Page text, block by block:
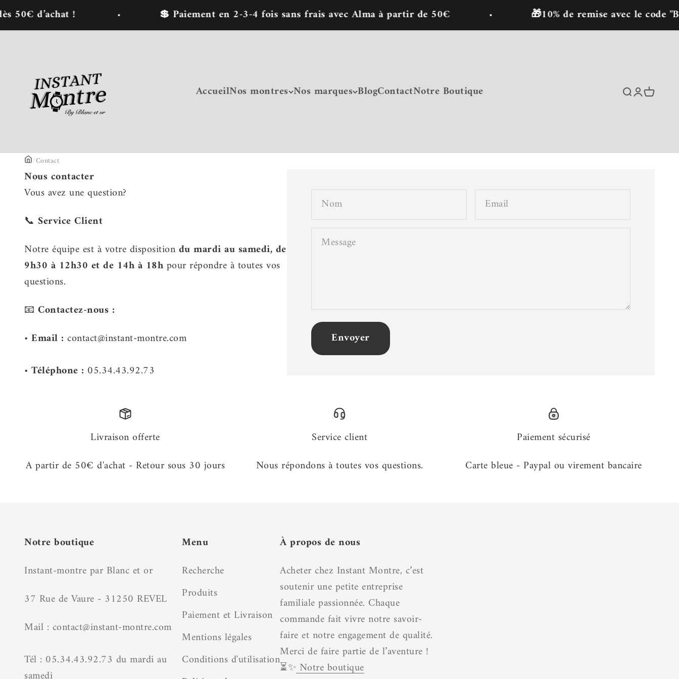
Passer au contenu
d’achat ! 💲 Paiement en 2-3-4 fois sans frais avec Alma à partir de 50€ 🎁10% de remise avec le code
AccueilNos montres Nos marques BlogContactNotre Boutique Recherche
Connexion
Panier
/Contact
Nous contacter
Vous avez une question?
📞 Service Client
Notre équipe est à votre disposition du mardi au samedi, de
9h30 à 12h30 et de 14h à 18hpour répondre à toutes vos
questions.
📧 Contactez-nous :
• Email : contact@instant-montre.com
• Téléphone : 05.34.43.92.73
Nom Email
Message
Envoyer
Livraison offerte
A partir de 50€ d'achat - Retour sous 30 jours
Service client
Nous répondons à toutes vos questions.
Paiement sécurisé
Carte bleue - Paypal ou virement bancaire
Notre boutique
Instant-montre par Blanc et or
37 Rue de Vaure - 31250 REVEL
Mail : contact@instant-montre.com
Tél : 05.34.43.92.73 du mardi au
Menu
Recherche
Produits
Paiement et Livraison
Mentions légales
Conditions d'utilisation
À propos de nous
Acheter chez Instant Montre, c’est
soutenir une petite entreprise
familiale passionnée. Chaque
commande fait vivre notre savoir-
faire et notre engagement de qualité.
Merci de faire partie de l’aventure !
⏳✨Notre boutique